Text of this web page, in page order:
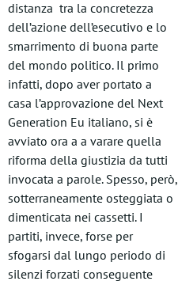
distanza tra la concretezza
dell’azione dell’esecutivo e lo
smarrimento di buona parte
del mondo politico. Il primo
infatti, dopo aver portato a
casa l’approvazione del Next
Generation Eu italiano, si è
avviato ora a a varare quella
riforma della giustizia da tutti
invocata a parole. Spesso, però,
sotterraneamente osteggiata o
dimenticata nei cassetti. I
partiti, invece, forse per
sfogarsi dal lungo periodo di
silenzi forzati conseguente